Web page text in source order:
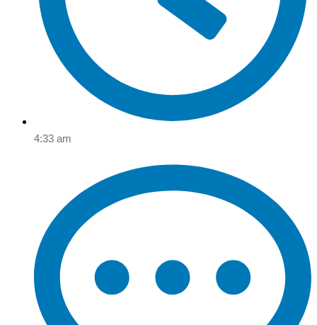
4:33 am